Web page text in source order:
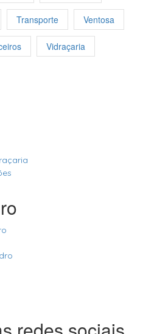
Transporte Ventosa
Vidraçaria